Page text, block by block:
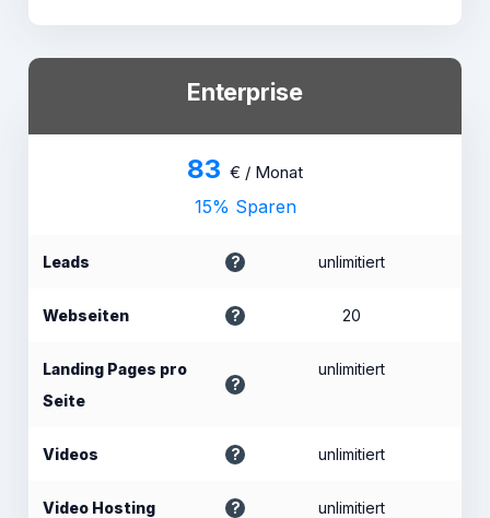
Enterprise
83 € / Monat
15% Sparen
Leads unlimitiert
Webseiten 20
Landing Pages pro
Seite
unlimitiert
Videos unlimitiert
Video Hosting unlimitiert